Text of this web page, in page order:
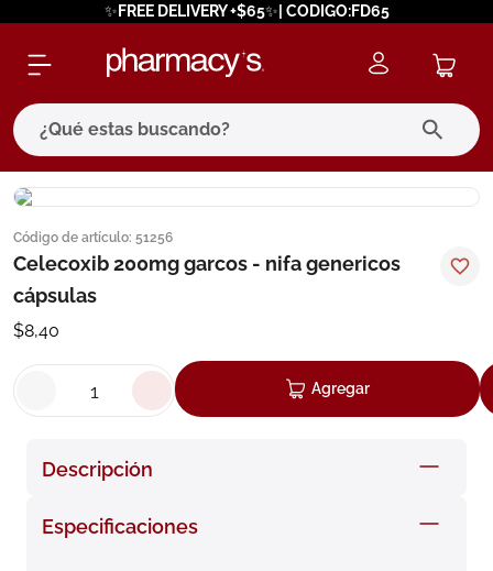
✨FREE DELIVERY +$65✨| CODIGO:FD65
¿Qué estas buscando?
Código de artículo: 51256
Celecoxib 200mg garcos - nifa genericos
cápsulas
$8,40
Agregar
Descripción
Especificaciones
términos más buscados
1. eucerin
cerave
7. megacistin
roche posay